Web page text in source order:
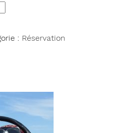
: Réservation